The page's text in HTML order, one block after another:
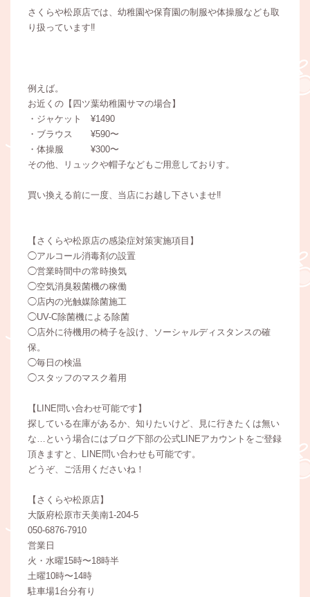
さくらや松原店では、幼稚園や保育園の制服や体操服なども取
り扱っています‼️
例えば。
お近くの【四ツ葉幼稚園サマの場合】
・ジャケット ¥1490
・ブラウス ¥590〜
・体操服 ¥300〜
その他、リュックや帽子などもご用意しておりす。
買い換える前に一度、当店にお越し下さいませ‼️
【さくらや松原店の感染症対策実施項目】
◯アルコール消毒剤の設置
◯営業時間中の常時換気
◯空気消臭殺菌機の稼働
◯店内の光触媒除菌施工
◯UV-C除菌機による除菌
◯店外に待機用の椅子を設け、ソーシャルディスタンスの確
保。
◯毎日の検温
◯スタッフのマスク着用
【LINE問い合わせ可能です】
探している在庫があるか、知りたいけど、見に行きたくは無い
な…という場合にはブログ下部の公式LINEアカウントをご登録
頂きますと、LINE問い合わせも可能です。
どうぞ、ご活用くださいね！
【さくらや松原店】
大阪府松原市天美南1-204-5
050-6876-7910
営業日
火・水曜15時〜18時半
土曜10時〜14時
駐車場1台分有り